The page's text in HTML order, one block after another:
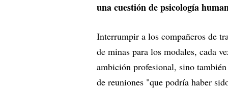
una cuestión de psicología
Interrumpir a los compañeros de
de minas para los modales, cada
ambición profesional, sino
de reuniones "que podría haber